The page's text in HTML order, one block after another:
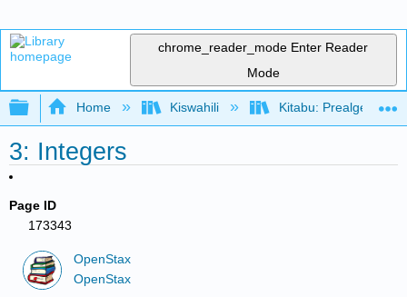
chrome_reader_mode Enter Reader
Mode
Expand/collapse global hierarchy
Home Kiswahili Kitabu: Prealgebra
3: Integers
Page ID
173343
OpenStax
OpenStax